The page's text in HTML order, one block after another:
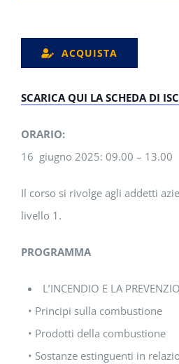
ACQUISTA
SCARICA QUI LA SCHEDA DI
ORARIO:
16 giugno 2025: 09.00 – 13.00
Il corso si rivolge agli addetti
livello 1.
PROGRAMMA
L’INCENDIO E LA
• Principi sulla combustione
• Prodotti della combustione
• Sostanze estinguenti in